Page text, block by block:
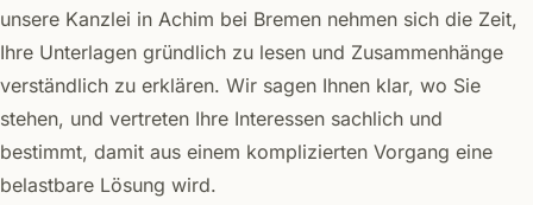
unsere Kanzlei in Achim bei Bremen nehmen sich die Zeit,
Ihre Unterlagen gründlich zu lesen und Zusammenhänge
verständlich zu erklären. Wir sagen Ihnen klar, wo Sie
stehen, und vertreten Ihre Interessen sachlich und
bestimmt, damit aus einem komplizierten Vorgang eine
belastbare Lösung wird.